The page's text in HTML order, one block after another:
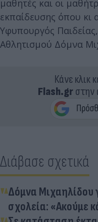
μαθητές και οι
εκπαίδευσης όπου κι
Υφυπουργός
Αθλητισμού Δόμνα
Κάνε κλικ
Flash.grστην
Διάβασε σχετικά
Δόμνα Μιχαηλίδου
σχολεία: «Ακούμε